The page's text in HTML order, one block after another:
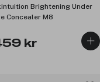
Brightening Under
Concealer M8
kr